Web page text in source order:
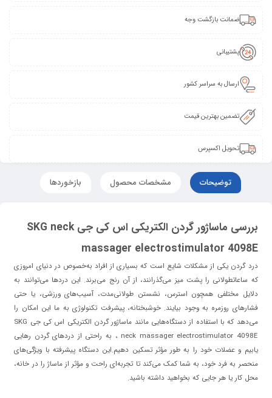
ضمانت بازگشت وجه
پشتیبانی
ارسال به سراسر کشور
تضمین بهترین قیمت
تحویل اکسپرس
توضیحات مشخصات محصول بازخوردها
بررسی ماساژور گردن الکتریکی اس کی جی SKG neck
massager electrostimulator 4098E
درد گردن یکی از مشکلات شایع است که بسیاری از افراد به‌خصوص در دنیای امروزی
که ساعاتطولانی را پشت میز می‌گذرانند، از آن رنج می‌برند. این دردها می‌توانند به
دلایل مختلفی همچون استرس، نشستن طولانی‌مدت، آسیب‌های ورزشی، یا حتی
فشارهای روزمره به وجود بیایند. خوشبختانه، پیشرفت تکنولوژی به ما این امکان را
می‌دهد که با استفاده از دستگاه‌هایی مانند ماساژور گردن الکتریکی اس کی جی SKG
neck massager electrostimulator 4098E ، به راحتی از دردهای گردن رهایی
یابیم و عضلات خود را به طور مؤثر تسکین دهیم.این دستگاه پیشرفته با ویژگی‌های
منحصر به فرد خود، به شما کمک می‌کند تا تجربه‌ای راحت و مؤثر از ماساژ را در خانه،
محل کار یا هر جایی که بخواهید داشته باشید.